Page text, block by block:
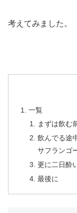
考えてみました。
一覧
まずは飲む
飲んでる途
サフランゴ
更に二日酔
最後に